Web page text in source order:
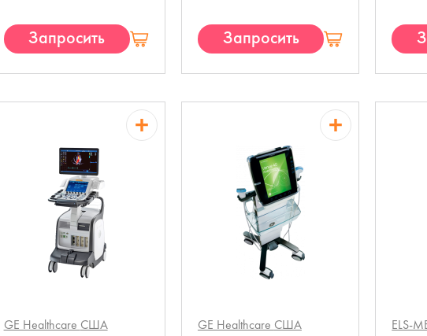
Запросить
Запросить
GE Healthcare США GE Healthcare США ELS-